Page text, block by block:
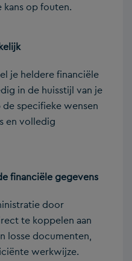
kans op fouten.
je heldere financiële
in de huisstijl van je
specifieke wensen
en volledig
financiële gegevens
door
te koppelen aan
losse documenten,
werkwijze.